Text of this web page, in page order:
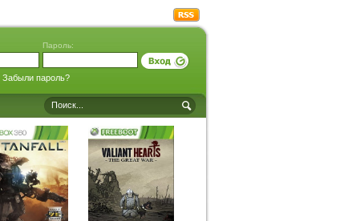
Пароль:
Забыли пароль?